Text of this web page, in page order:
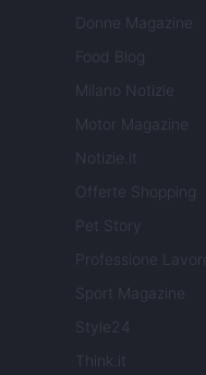
Donne Magazine
Food Blog
Milano Notizie
Motor Magazine
Notizie.it
Offerte Shopping
Pet Story
Professione Lavoro
Sport Magazine
Style24
Think.it